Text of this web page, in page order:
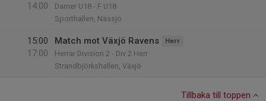
14:00
Damer U18 - F U18
Sporthallen, Nässjö
15:00
17:00
Match mot Växjö Ravens Herr
Herrar Division 2 - Div 2 Herr
Strandbjörkshallen, Växjö
Tillbaka till toppen